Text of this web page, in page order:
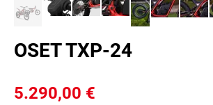
OSET TXP-24
5.290,00 €